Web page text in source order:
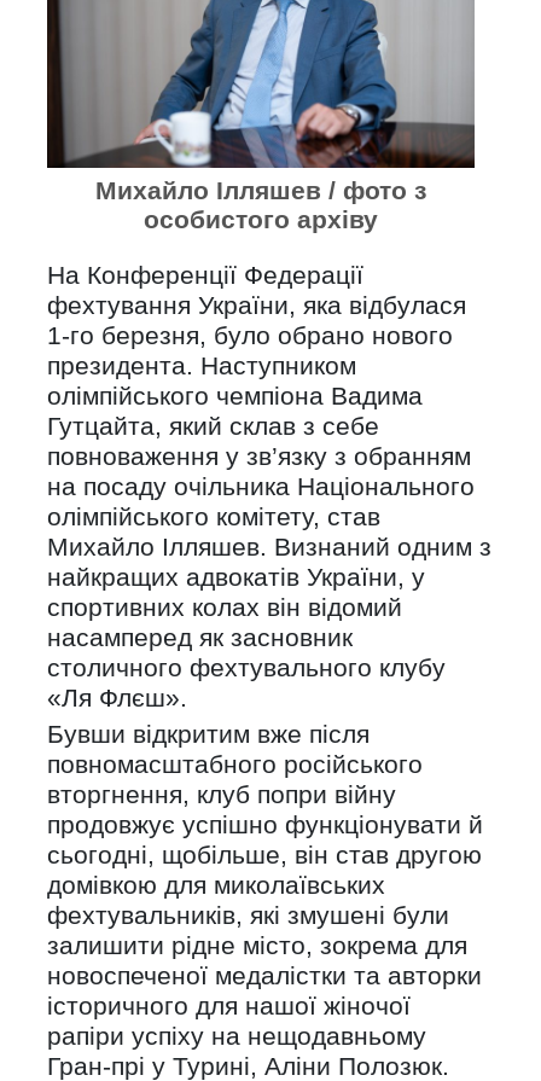
Михайло Ілляшев / фото з
особистого архіву
На Конференції Федерації
фехтування України, яка відбулася
1-го березня, було обрано нового
президента. Наступником
олімпійського чемпіона Вадима
Гутцайта, який склав з себе
повноваження у зв’язку з обранням
на посаду очільника Національного
олімпійського комітету, став
Михайло Ілляшев. Визнаний одним з
найкращих адвокатів України, у
спортивних колах він відомий
насамперед як засновник
столичного фехтувального клубу
«Ля Флєш».
Бувши відкритим вже після
повномасштабного російського
вторгнення, клуб попри війну
продовжує успішно функціонувати й
сьогодні, щобільше, він став другою
домівкою для миколаївських
фехтувальників, які змушені були
залишити рідне місто, зокрема для
новоспеченої медалістки та авторки
історичного для нашої жіночої
рапіри успіху на нещодавньому
Гран-прі у Турині, Аліни Полозюк.